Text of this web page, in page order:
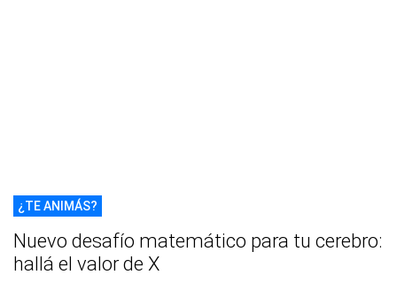
¿TE ANIMÁS?
Nuevo desafío matemático para tu cerebro:
hallá el valor de X